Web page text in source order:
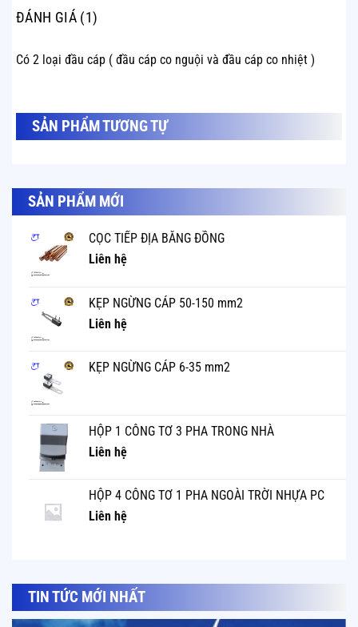
ĐÁNH GIÁ (1)
Có 2 loại đầu cáp ( đầu cáp co nguội và đầu cáp co nhiệt )
SẢN PHẨM TƯƠNG TỰ
SẢN PHẨM MỚI
CỌC TIẾP ĐỊA BẰNG ĐỒNG
Liên hệ
KẸP NGỪNG CÁP 50-150 mm2
Liên hệ
KẸP NGỪNG CÁP 6-35 mm2
HỘP 1 CÔNG TƠ 3 PHA TRONG NHÀ
Liên hệ
HỘP 4 CÔNG TƠ 1 PHA NGOÀI TRỜI NHỰA PC
Liên hệ
TIN TỨC MỚI NHẤT